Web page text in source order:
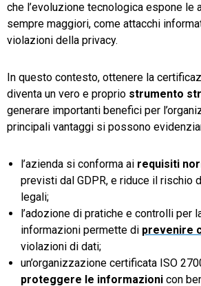
che l’evoluzione tecnologica espone le
sempre maggiori, come attacchi
violazioni della privacy.
In questo contesto, ottenere la
diventa un vero e proprio strumento
generare importanti benefici per
principali vantaggi si possono
l’azienda si conforma ai requisiti
previsti dal GDPR, e riduce il rischio
legali;
l’adozione di pratiche e controlli per
informazioni permette di prevenire
violazioni di dati;
un’organizzazione certificata ISO
proteggere le informazioni con